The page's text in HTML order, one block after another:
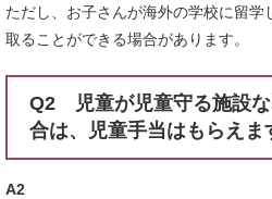
ただし、お子さんが海外の学校に留学
取ることができる場合があります。
Q2 児童が児童守る施設
合は、児童手当はもらえま
A2